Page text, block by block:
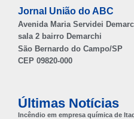
Jornal União do ABC
Avenida Maria Servidei
sala 2 bairro Demarchi
São Bernardo do Campo/SP
CEP 09820-000
Últimas Notícias
Incêndio em empresa química de